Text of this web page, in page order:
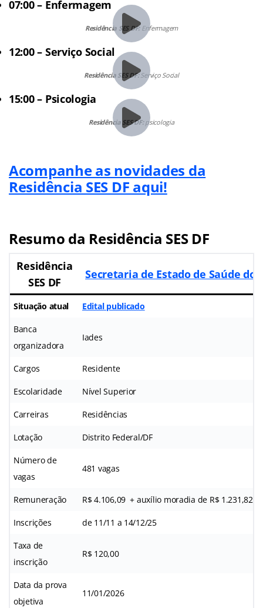
07:00 – Enfermagem
Residência SES DF: Enfermagem
12:00 – Serviço Social
Residência SES DF:Serviço Social
15:00 – Psicologia
Residência SES DF:psicologia
Acompanhe as novidades da
Residência SES DF aqui!
Resumo da Residência SES DF
Residência
SES DF
Secretaria de Estado de Saúde
Situação atual Edital publicado
Banca
organizadora
Iades
Cargos Residente
Escolaridade Nível Superior
Carreiras Residências
Lotação Distrito Federal/DF
Número de
vagas
481 vagas
Remuneração R$ 4.106,09 + auxílio moradia de R$ 1.231,82
Inscrições de 11/11 a 14/12/25
Taxa de
inscrição
R$ 120,00
Data da prova
objetiva
11/01/2026